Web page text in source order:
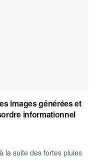
images générées et
informationnel
la suite des fortes pluies